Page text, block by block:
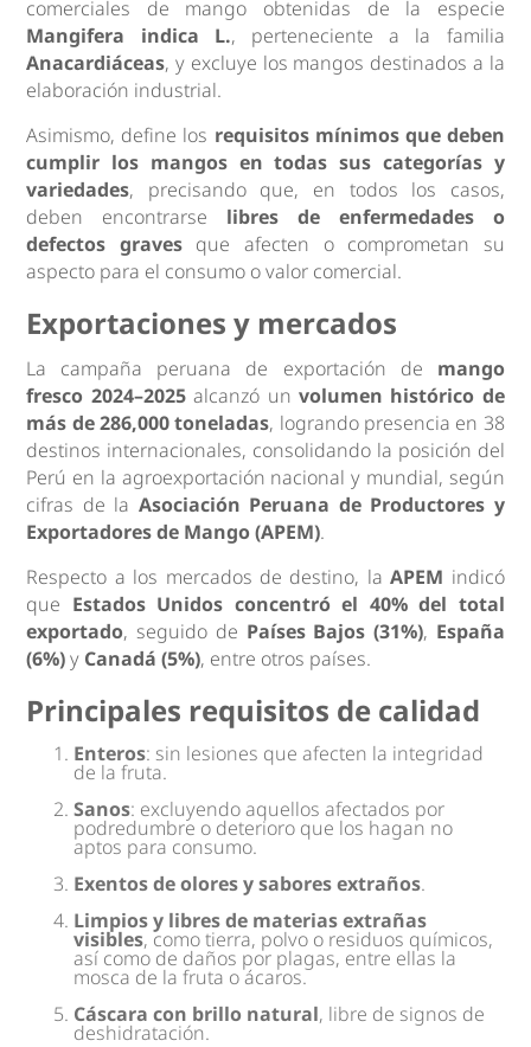
comerciales de mango obtenidas de la especie
Mangifera indica L., perteneciente a la familia
Anacardiáceas, y excluye los mangos destinados a la
elaboración industrial.
Asimismo, define los requisitos mínimos que deben
cumplir los mangos en todas sus categorías y
variedades, precisando que, en todos los casos,
deben encontrarse libres de enfermedades o
defectos gravesque afecten o comprometan su
aspecto para el consumo o valor comercial.
Exportaciones y mercados
La campaña peruana de exportación de mango
fresco 2024–2025alcanzó un volumen histórico de
más de 286,000 toneladas, logrando presencia en 38
destinos internacionales, consolidando la posición del
Perú en la agroexportación nacional y mundial, según
cifras de la Asociación Peruana de Productores y
Exportadores de Mango (APEM).
Respecto a los mercados de destino, laAPEM indicó
que Estados Unidos concentró el 40% del total
exportado, seguido de Países Bajos (31%), España
(6%)y Canadá (5%), entre otros países.
Principales requisitos de calidad
Enteros: sin lesiones que afecten la integridad
de la fruta.
Sanos: excluyendo aquellos afectados por
podredumbre o deterioro que los hagan no
aptos para consumo.
Exentos de olores y sabores extraños.
Limpios y libres de materias extrañas
visibles, como tierra, polvo o residuos químicos,
así como de daños por plagas, entre ellas la
mosca de la fruta o ácaros.
Cáscara con brillo natural, libre de signos de
deshidratación.